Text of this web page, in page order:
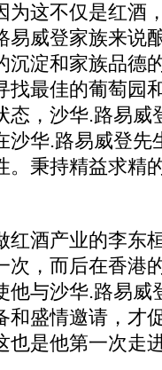
为这不仅是红酒
易威登家族来说
沉淀和家族品德
找最佳的葡萄园
态，沙华.路易威
沙华.路易威登先
。秉持精益求精
酒产业的李东桓
次，而后在香港
他与沙华.路易威
和盛情邀请，才
也是他第一次走